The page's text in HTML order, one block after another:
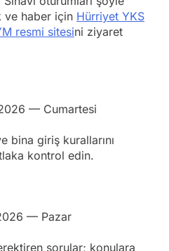
ve haber için Hürriyet YKS
resmi sitesini ziyaret
— Cumartesi
bina giriş kurallarını
kontrol edin.
— Pazar
sorular; konulara